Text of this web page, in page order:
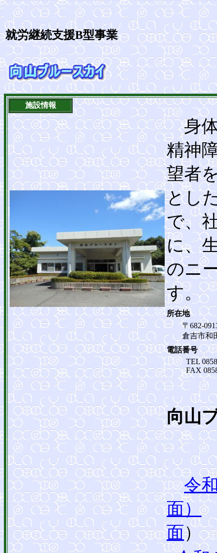
就労継続支援B型事業
施設情報
身体
精神
望者
とし
で、
に、
のニ
す。
所在地
〒682-
倉吉市和田
電話番号
TEL
FAX
向山
令
面）
面）